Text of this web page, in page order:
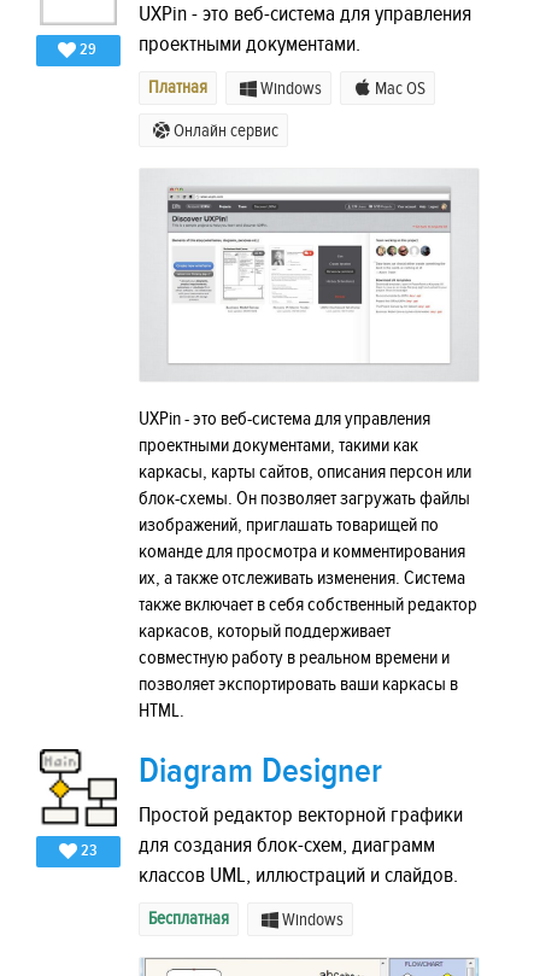
29
UXPin - это веб-система для управления
проектными документами.
Платная Windows Mac OS
Онлайн сервис
UXPin - это веб-система для управления
проектными документами, такими как
каркасы, карты сайтов, описания персон или
блок-схемы. Он позволяет загружать файлы
изображений, приглашать товарищей по
команде для просмотра и комментирования
их, а также отслеживать изменения. Система
также включает в себя собственный редактор
каркасов, который поддерживает
совместную работу в реальном времени и
позволяет экспортировать ваши каркасы в
HTML.
23
Diagram Designer
Простой редактор векторной графики
для создания блок-схем, диаграмм
классов UML, иллюстраций и слайдов.
Бесплатная Windows